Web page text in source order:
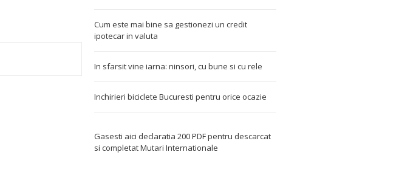
Cum este mai bine sa gestionezi un credit
ipotecar in valuta
In sfarsit vine iarna: ninsori, cu bune si cu rele
Inchirieri biciclete Bucuresti pentru orice ocazie
Gasesti aici declaratia 200 PDFpentru descarcat
si completatMutari Internationale